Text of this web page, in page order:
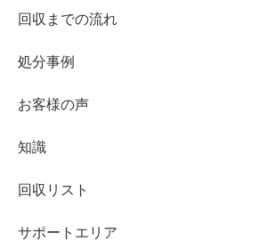
回収までの流れ
処分事例
お客様の声
知識
回収リスト
サポートエリア